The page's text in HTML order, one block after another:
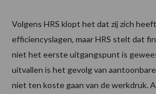
Volgens HRS klopt het dat zij zich
efficiencyslagen, maar HRS stelt dat
niet het eerste uitgangspunt is
uitvallen is het gevolg van
niet ten koste gaan van de werkdruk.